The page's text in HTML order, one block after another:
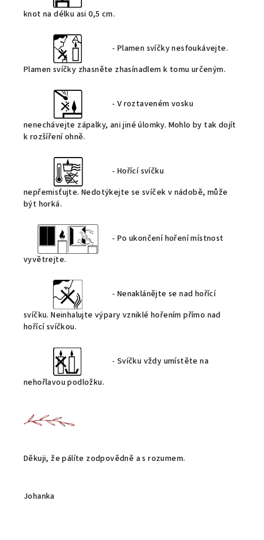
knot na délku asi 0,5 cm.
- Plamen svíčky nesfoukávejte.
Plamen svíčky zhasněte zhasínadlem k tomu určeným.
- V roztaveném vosku
nenechávejte zápalky, ani jiné úlomky. Mohlo by tak dojít
k rozšíření ohně.
- Hořící svíčku
nepřemisťujte.Nedotýkejte se svíček v nádobě, může
být horká.
- Po ukončení hoření místnost
vyvětrejte.
- Nenaklánějte se nad hořící
svíčku. Neinhalujte výpary vzniklé hořením přímo nad
hořící svíčkou.
- Svíčku vždy umístěte na
nehořlavou podložku.
Děkuji, že pálíte zodpovědně a s rozumem.
Johanka